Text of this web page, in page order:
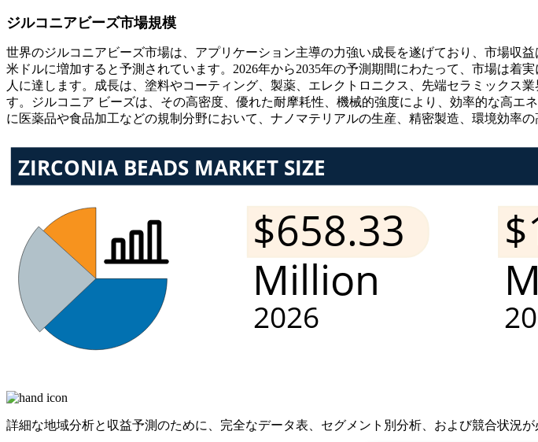
ジルコニアビーズ市場規模
世界のジルコニアビーズ市場は、アプリケーション主導の力強い成長を遂げており、市場収
米ドルに増加すると予測されています。2026年から2035年の予測期間にわたって、市場は着
人に達します。成長は、塗料やコーティング、製薬、エレクトロニクス、先端セラミックス
す。ジルコニア ビーズは、その高密度、優れた耐摩耗性、機械的強度により、効率的な高
に医薬品や食品加工などの規制分野において、ナノマテリアルの生産、精密製造、環境効率
詳細な地域分析と収益予測のために、 完全なデータ表、セグメント別分析、および競合状況が